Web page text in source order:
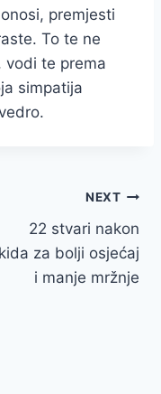
premjesti
To te ne
vodi te prema
simpatija
NEXT
22 stvari nakon
za bolji osjećaj
i manje mržnje